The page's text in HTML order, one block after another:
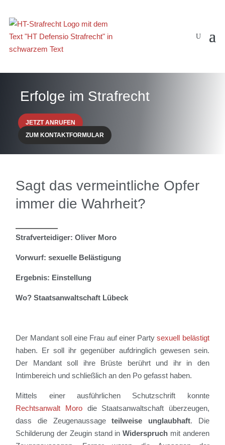
Erfolge im Strafrecht
JETZT ANRUFEN
ZUM KONTAKTFORMULAR
Sagt das vermeintliche Opfer
immer die Wahrheit?
Strafverteidiger: Oliver Moro
Vorwurf: sexuelle Belästigung
Ergebnis: Einstellung
Wo? Staatsanwaltschaft Lübeck
Der Mandant soll eine Frau auf einer Partysexuell belästigt
haben. Er soll ihr gegenüber aufdringlich gewesen sein.
Der Mandant soll ihre Brüste berührt und ihr in den
Intimbereich und schließlich an den Po gefasst haben.
Mittels einer ausführlichen Schutzschrift konnte
Rechtsanwalt Morodie Staatsanwaltschaft überzeugen,
dass die Zeugenaussageteilweise unglaubhaft. Die
Schilderung der Zeugin stand inWiderspruch mit anderen